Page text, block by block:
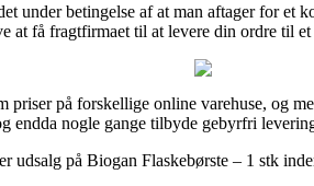
under betingelse af at man aftager for
få fragtfirmaet til at levere din ordre til et
på forskellige online varehuse, og
endda nogle gange tilbyde gebyrfri
på Biogan Flaskebørste – 1 stk